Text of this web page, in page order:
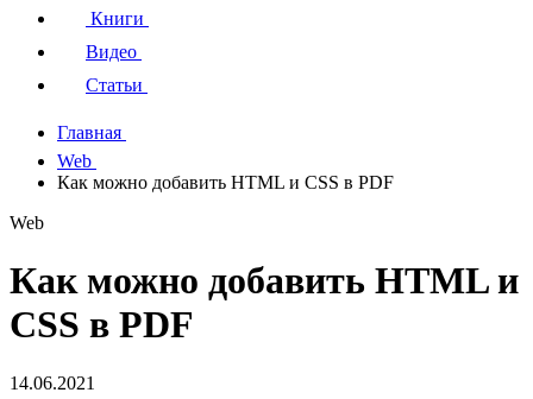
Книги
Видео
Статьи
Главная
Web
Как можно добавить HTML и CSS в PDF
Web
Как можно добавить HTML и
CSS в PDF
14.06.2021